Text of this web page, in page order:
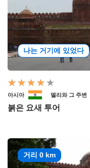
나는 거기에 있었다
아시아 델리와 그 주변
붉은 요새 투어
거리 0 km